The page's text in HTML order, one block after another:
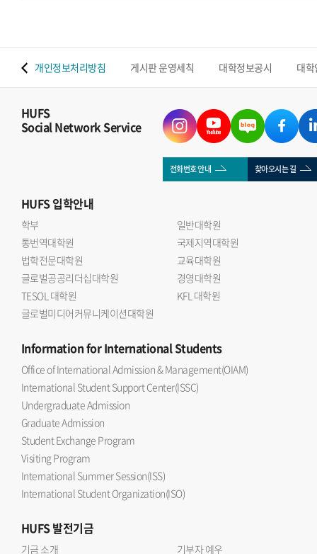
개인정보처리방침 게시판 운영세칙 대학정보공시 대
HUFS
Social Network Service
전화번호 안내 찾아오시는 길
HUFS입학안내
학부
일반대학원
통번역대학원
국제지역대학원
법학전문대학원
교육대학원
글로벌공공리더십대학원
경영대학원
TESOL 대학원
KFL 대학원
글로벌미디어커뮤니케이션대학원
Informationfor International Students
Office of International Admission & Management(OIAM)
International Student Support Center(ISSC)
Undergraduate Admission
Graduate Admission
Student Exchange Program
Visiting Program
International Summer Session(ISS)
International Student Organization(ISO)
HUFS발전기금
기금 소개
기부자 예우